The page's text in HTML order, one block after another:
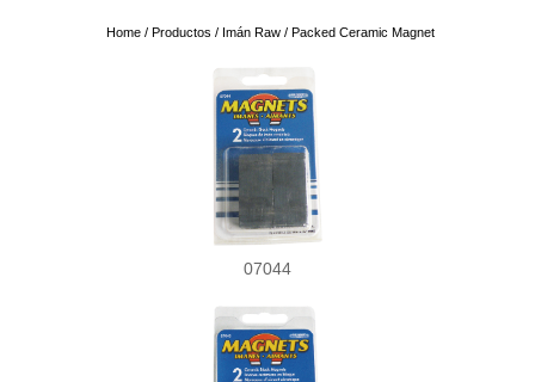
Home / Productos / Imán Raw / Packed Ceramic Magnet
07044